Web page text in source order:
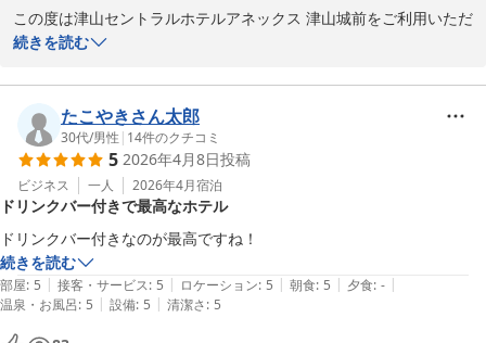
〜全国約160店舗展開中のBBHホテルグループ！〜
【連泊限定】【駐車場無料】お得！客室清掃不要プラン★朝食無料
バイキング＆ハッピーアワー大好評
津山セントラルホテル アネックス 津山城前（ＢＢＨホテルグル
ープ）
2026-05-07
※当館では、無料の軽食サービスを開始しました。
カレー（※数量限定）、すき焼き丼・親子丼・牛丼・中華丼の4種
夜7時から9時までご提供しております。
また、ドリンクサーバー（ソフトドリンクやアルコール割り対応）
は
16時から24時までご利用いただけます。
ミニラーメン、スープ各種、紅茶、コーヒーなどもご用意しており
ます。
どうぞご滞在中にご利用くださいませ。
さらに、客室にはスマートテレビを導入しており、
この度は津山セントラルホテルアネックス 津山城前をご利用いただ
き、誠にありがとうございます。
客室や接客、立地、朝食、設備面などにつきまして、ご満足いただ
けたとのお言葉を頂戴し、大変嬉しく存じます。
駅や飲食店が徒歩圏内という立地も、観光やビジネス利用のお客様
にご好評をいただいております。
また、「コストパフォーマンスに満足」とのお言葉は、スタッフ一
同にとって大きな励みになります。
今後も気軽に快適にご利用いただけるホテルを目指し、サービス向
上に努めてまいります。
また津山へお越しの際は、ぜひご利用くださいませ。
続きを読む
たこやきさん太郎
30代/男性 | 14件のクチコミ
5 2026年4月8日投稿
ビジネス 一人 2026年4月宿泊
ドリンクバー付きで最高なホテル
ドリンクバー付きなのが最高ですね！
続きを読む
部屋: 5 | 接客・サービス: 5 | ロケーション: 5 | 朝食: 5 | 夕食: - |
温泉・お風呂: 5 | 設備: 5 | 清潔さ: 5